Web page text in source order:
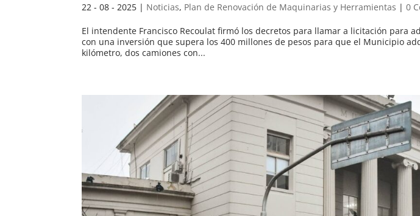
22 - 08 - 2025 | Noticias, Plan de Renovación de Maquinarias y Herramientas |0
El intendente Francisco Recoulat firmó los decretos para llamar a licitación para
con una inversión que supera los 400 millones de pesos para que el Municipio
kilómetro, dos camiones con...